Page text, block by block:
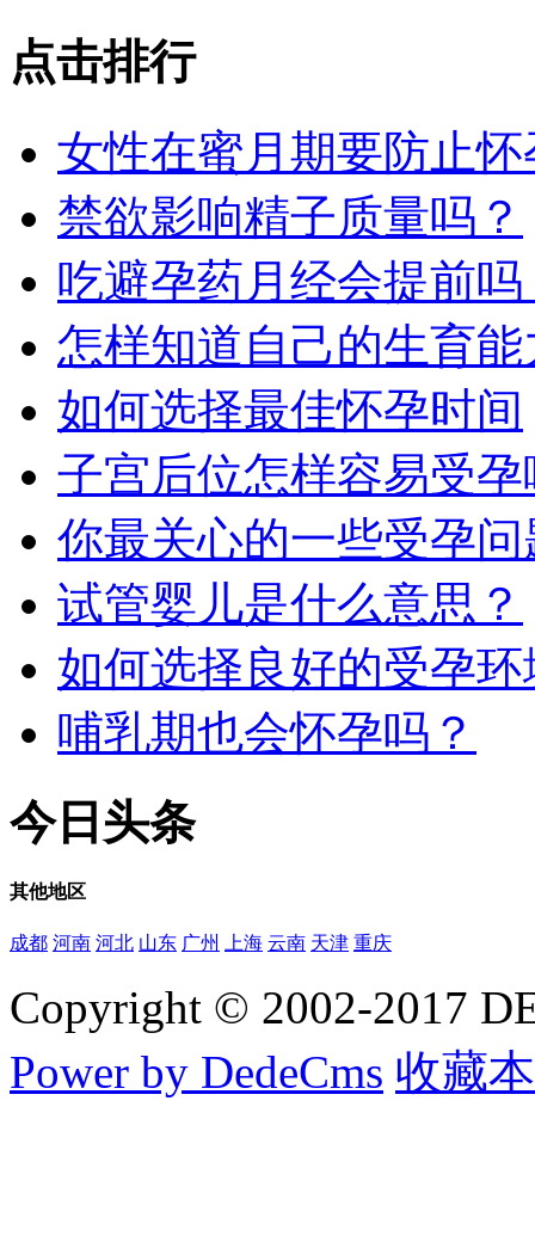
点击排行
女性在蜜月期要防止怀
禁欲影响精子质量吗？
吃避孕药月经会提前吗
怎样知道自己的生育
如何选择最佳怀孕时间
子宫后位怎样容易受孕
你最关心的一些受孕问
试管婴儿是什么意思？
如何选择良好的受孕环
哺乳期也会怀孕吗？
今日 头条
其他地区
成都 河南 河北 山东 广州 上海 云南 天津 重庆
Copyright © 2002-2017
Power by DedeCms 收藏